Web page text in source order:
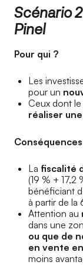
Scénario
Pinel
Pour qui ?
Les
pour un
Ceux dont le
réaliser
La fiscalité
(19 % + 17,2
bénéficiant
à partir de la
Attention au
dans une
ou que de
en vente
moins